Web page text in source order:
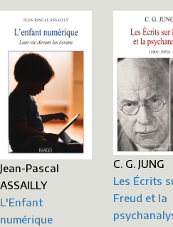
Jean-Pascal
ASSAILLY
L'Enfant
numérique
C. G. JUNG
Les Écrits
Freud et la